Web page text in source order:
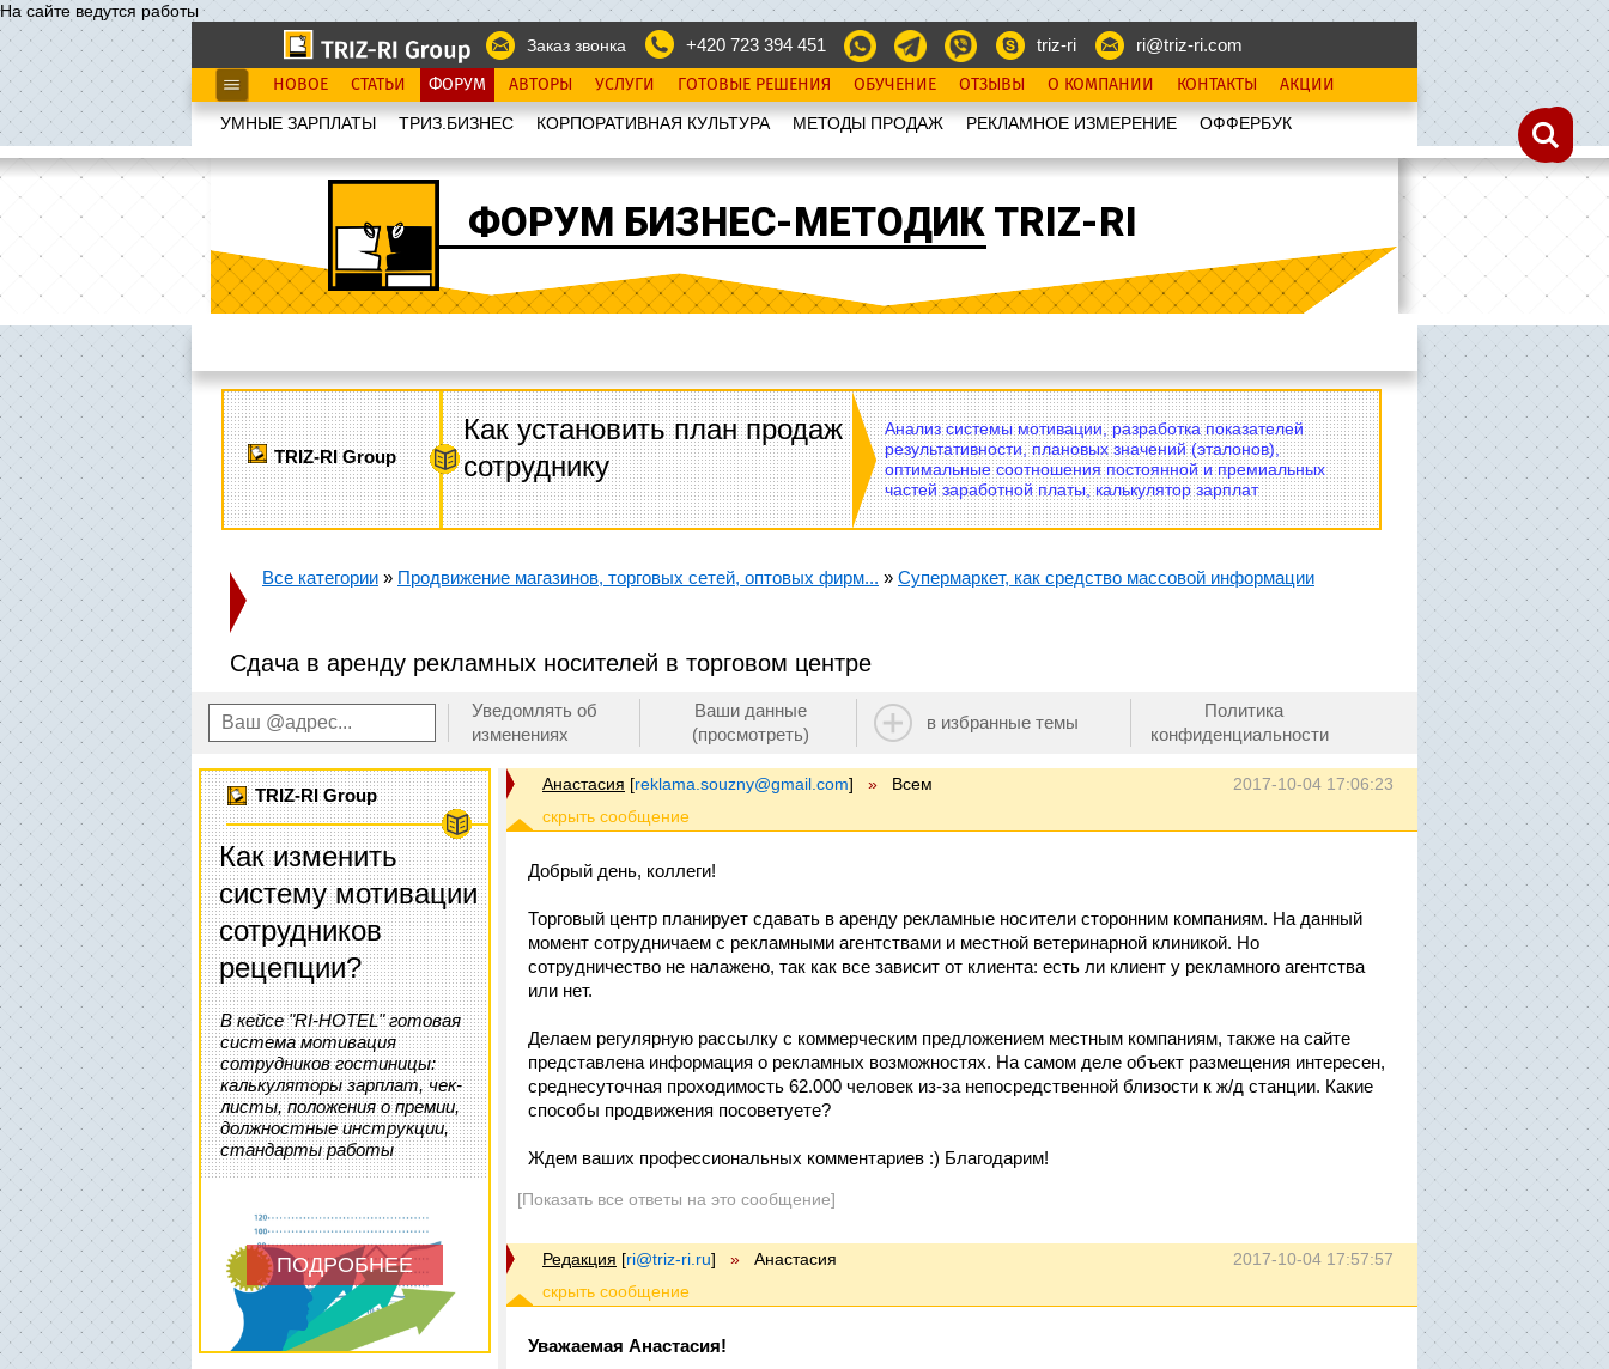
На сайте ведутся работы
Заказ звонка
+420 723 394 451 triz-ri ri@triz-ri.com
НОВОЕ СТАТЬИ ФОРУМ АВТОРЫ УСЛУГИ ГОТОВЫЕ РЕШЕНИЯ ОБУЧЕНИЕ ОТЗЫВЫ О КОМПАНИИ КОНТАКТЫ АКЦИИ
УМНЫЕ ЗАРПЛАТЫ ТРИЗ.БИЗНЕС КОРПОРАТИВНАЯ КУЛЬТУРА МЕТОДЫ ПРОДАЖ РЕКЛАМНОЕ ИЗМЕРЕНИЕ OФФЕРБУК
ФОРУМ БИЗНЕС-МЕТОДИК TRIZ-RI
TRIZ-RI Group
Как установить план продаж
сотруднику
Анализ системы мотивации, разработка показателей
результативности, плановых значений (эталонов),
оптимальные соотношения постоянной и премиальных
частей заработной платы, калькулятор зарплат
Все категории » Продвижение магазинов, торговых сетей, оптовых фирм... » Супермаркет, как средство массовой информации
Сдача в аренду рекламных носителей в торговом центре
Уведомлять об
изменениях
Ваши данные
(просмотреть)
в избранные темы
Политика
конфиденциальности
TRIZ-RI Group
Как изменить
систему мотивации
сотрудников
рецепции?
В кейсе "RI-HOTEL" готовая
система мотивация
сотрудников гостиницы:
калькуляторы зарплат, чек-
листы, положения о премии,
должностные инструкции,
стандарты работы
ПОДРОБНЕЕ
2017-10-04 17:06:23
Анастасия [reklama.souzny@gmail.com] » Всем
Добрый день, коллеги!
Торговый центр планирует сдавать в аренду рекламные носители сторонним компаниям. На данный
момент сотрудничаем с рекламными агентствами и местной ветеринарной клиникой. Но
сотрудничество не налажено, так как все зависит от клиента: есть ли клиент у рекламного агентства
или нет.
Делаем регулярную рассылку с коммерческим предложением местным компаниям, также на сайте
представлена информация о рекламных возможностях. На самом деле объект размещения интересен,
среднесуточная проходимость 62.000 человек из-за непосредственной близости к ж/д станции. Какие
способы продвижения посоветуете?
Ждем ваших профессиональных комментариев :) Благодарим!
[Показать все ответы на это сообщение]
2017-10-04 17:57:57
Редакция [ri@triz-ri.ru] » Анастасия
Уважаемая Анастасия!